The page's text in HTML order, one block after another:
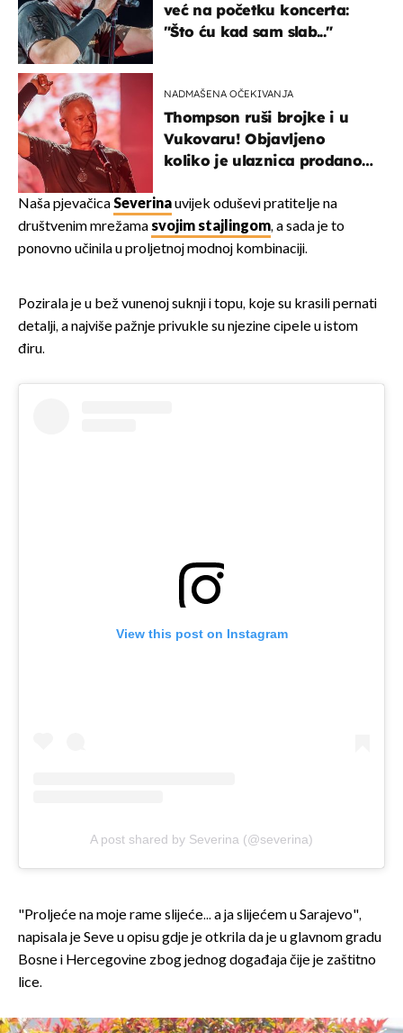
već na početku koncerta:
"Što ću kad sam slab..."
NADMAŠENA OČEKIVANJA
Thompson ruši brojke i u
Vukovaru! Objavljeno
koliko je ulaznica prodano
Naša pjevačicaSeverinauvijek oduševi pratitelje na
društvenim mrežamasvojim stajlingom, a sada je to
ponovno učinila u proljetnoj modnoj kombinaciji.
Pozirala je u bež vunenoj suknji i topu, koje su krasili pernati
detalji, a najviše pažnje privukle su njezine cipele u istom
điru.
View this post on Instagram
A post shared by Severina (@severina)
"Proljeće na moje rame slijeće... a ja slijećem u Sarajevo",
napisala je Seve u opisu gdje je otkrila da je u glavnom gradu
Bosne i Hercegovine zbog jednog događaja čije je zaštitno
lice.